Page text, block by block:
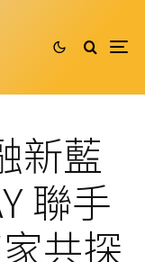
新藍
聯手
共探